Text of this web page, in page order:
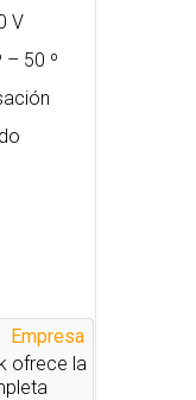
V
– 50 º
Empresa
ofrece la